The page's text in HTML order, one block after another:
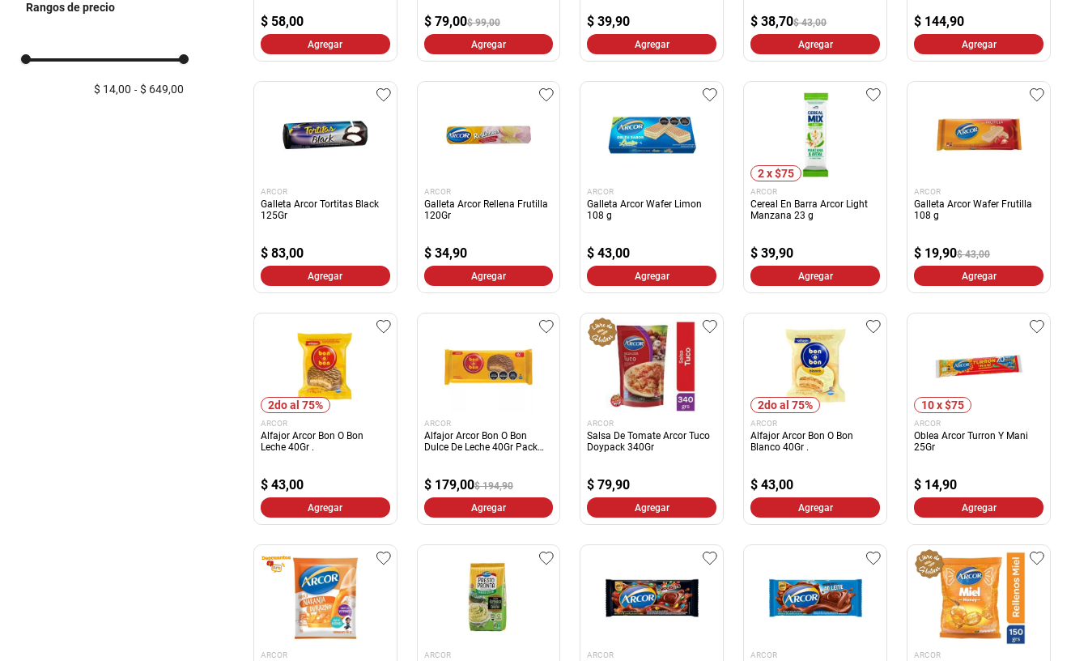
Caramelos
Postres a Preparar
Rangos de precio
$ 14,00 $ 649,00
$ 58,00
Agregar
$ 79,00$ 99,00
Agregar
$ 39,90
Agregar
$ 38,70$ 43,00
Agregar
$ 144,90
Agregar
ARCOR
Galleta Arcor Tortitas Black
125Gr
$ 83,00
Agregar
ARCOR
Galleta Arcor Rellena Frutilla
120Gr
$ 34,90
Agregar
ARCOR
Galleta Arcor Wafer Limon
108 g
$ 43,00
Agregar
2 x $75
ARCOR
Cereal En Barra Arcor Light
Manzana 23 g
$ 39,90
Agregar
ARCOR
Galleta Arcor Wafer Frutilla
108 g
$ 19,90$ 43,00
Agregar
2do al 75%
ARCOR
Alfajor Arcor Bon O Bon
Leche 40Gr .
$ 43,00
Agregar
ARCOR
Alfajor Arcor Bon O Bon
Dulce De Leche 40Gr Pack
$ 179,00$ 194,90
Agregar
ARCOR
Salsa De Tomate Arcor Tuco
Doypack 340Gr
$ 79,90
Agregar
2do al 75%
ARCOR
Alfajor Arcor Bon O Bon
Blanco 40Gr .
$ 43,00
Agregar
10 x $75
ARCOR
Oblea Arcor Turron Y Mani
25Gr
$ 14,90
Agregar
ARCOR ARCOR ARCOR ARCOR ARCOR